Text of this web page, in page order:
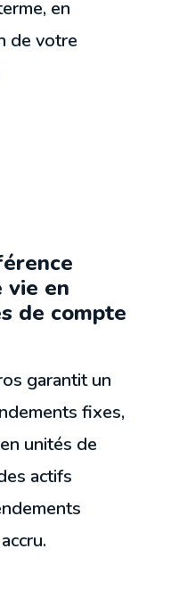
en
de votre
vie en
de compte
garantit un
fixes,
unités de
actifs